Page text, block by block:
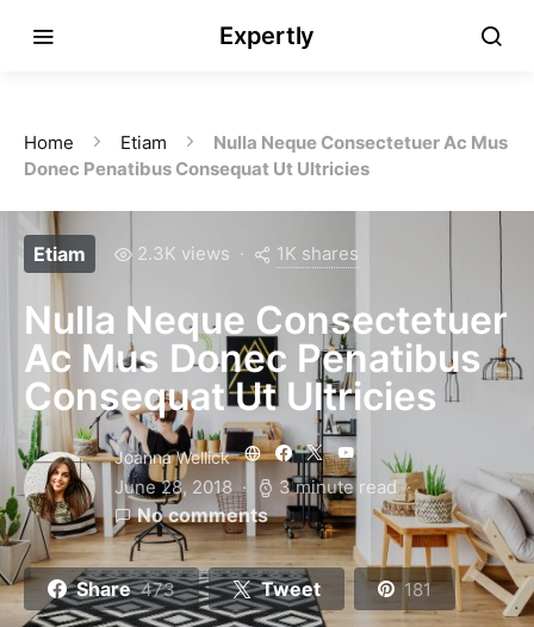
Expertly
Home Etiam
Nulla Neque Consectetuer Ac Mus
Donec Penatibus Consequat Ut Ultricies
Etiam 2.3K views 1K shares
Nulla Neque Consectetuer
Ac Mus Donec Penatibus
Consequat Ut Ultricies
Joanna Wellick
June 28, 2018 3 minute read
No comments
Share 473 Tweet 181